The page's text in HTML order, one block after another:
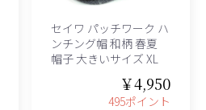
セイワ パッチワーク ハ
ンチング帽 和柄 春夏
帽子 大きいサイズ XL
￥4,950
495ポイント